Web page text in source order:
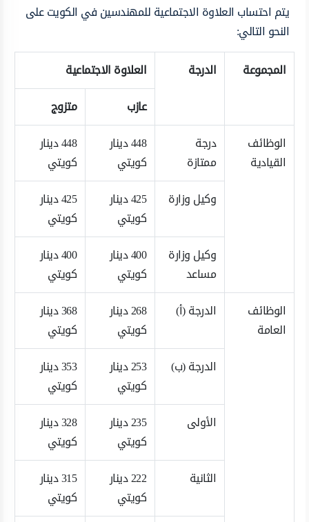
يتم احتساب العلاوة الاجتماعية للمهندسين في الكويت على
النحو التالي:
المجموعة
الدرجة
العلاوة الاجتماعية
عازب
متزوج
الوظائف
القيادية
درجة
ممتازة
448 دينار
كويتي
448 دينار
كويتي
وكيل وزارة
425 دينار
كويتي
425 دينار
كويتي
وكيل وزارة
مساعد
400 دينار
كويتي
400 دينار
كويتي
الوظائف
العامة
الدرجة (أ)
268 دينار
كويتي
368 دينار
كويتي
الدرجة (ب)
253 دينار
كويتي
353 دينار
كويتي
الأولى
235 دينار
كويتي
328 دينار
كويتي
الثانية
222 دينار
كويتي
315 دينار
كويتي